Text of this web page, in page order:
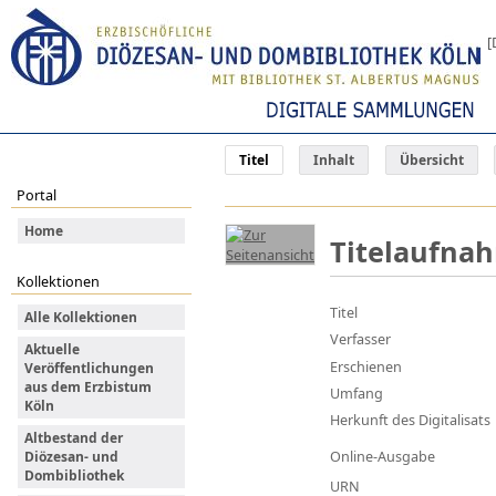
Titel Inhalt Übersicht
Portal
Home
Kollektionen
Alle Kollektionen
Aktuelle
Veröffentlichungen
aus dem Erzbistum
Köln
Altbestand der
Diözesan- und
Dombibliothek
Titel
Verfasser
Erschienen
Umfang
Herkunft des Digitalisats
Online-Ausgabe
URN